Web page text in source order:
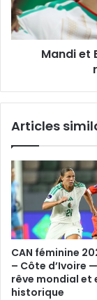
une
retraite
internationale
Mandi et
Articles
CAN féminine
– Côte d’Ivoire
rêve mondial et
historique